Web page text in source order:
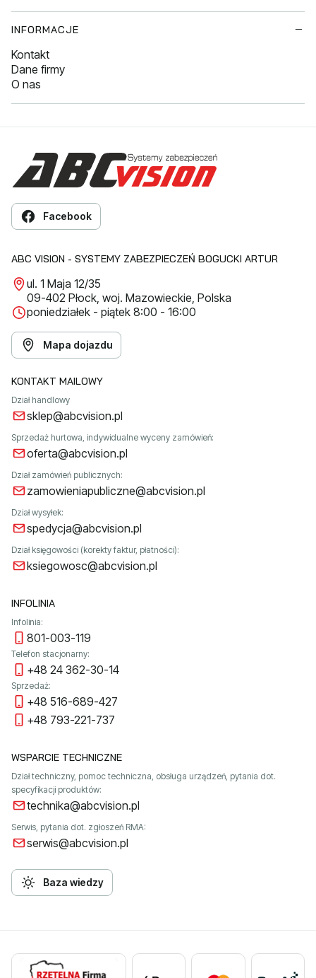
INFORMACJE
Kontakt
Dane firmy
O nas
Facebook
ABC VISION - SYSTEMY ZABEZPIECZEŃ BOGUCKI ARTUR
ul. 1 Maja 12/35
09-402 Płock, woj. Mazowieckie, Polska
poniedziałek - piątek 8:00 - 16:00
Mapa dojazdu
KONTAKT MAILOWY
Dział handlowy
sklep@abcvision.pl
Sprzedaż hurtowa, indywidualne wyceny zamówień:
oferta@abcvision.pl
Dział zamówień publicznych:
zamowieniapubliczne@abcvision.pl
Dział wysyłek:
spedycja@abcvision.pl
Dział księgowości (korekty faktur, płatności):
ksiegowosc@abcvision.pl
INFOLINIA
Infolinia:
801-003-119
Telefon stacjonarny:
+48 24 362-30-14
Sprzedaż:
+48 516-689-427
+48 793-221-737
WSPARCIE TECHNICZNE
Dział techniczny, pomoc techniczna, obsługa urządzeń, pytania dot.
specyfikacji produktów:
technika@abcvision.pl
Serwis, pytania dot. zgłoszeń RMA:
serwis@abcvision.pl
Baza wiedzy